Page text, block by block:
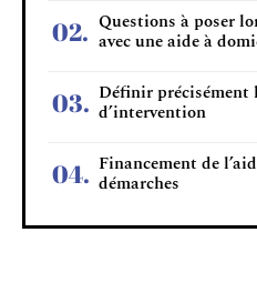
Questions à poser
avec une aide à
Définir précisément
d’intervention
Financement de
démarches